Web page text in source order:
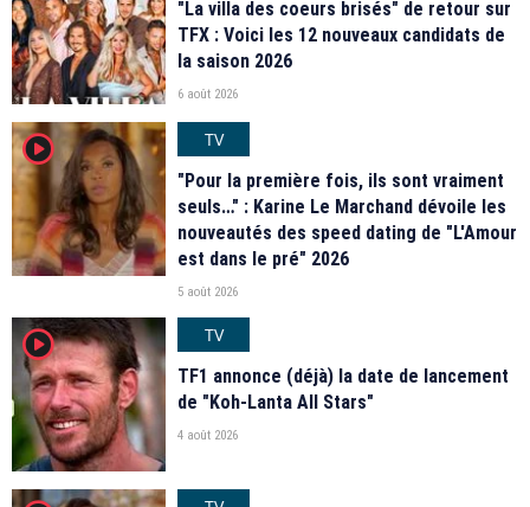
"La villa des coeurs brisés" de retour sur
TFX : Voici les 12 nouveaux candidats de
la saison 2026
6 août 2026
player2
TV
"Pour la première fois, ils sont vraiment
seuls…" : Karine Le Marchand dévoile les
nouveautés des speed dating de "L'Amour
est dans le pré" 2026
5 août 2026
player2
TV
TF1 annonce (déjà) la date de lancement
de "Koh-Lanta All Stars"
4 août 2026